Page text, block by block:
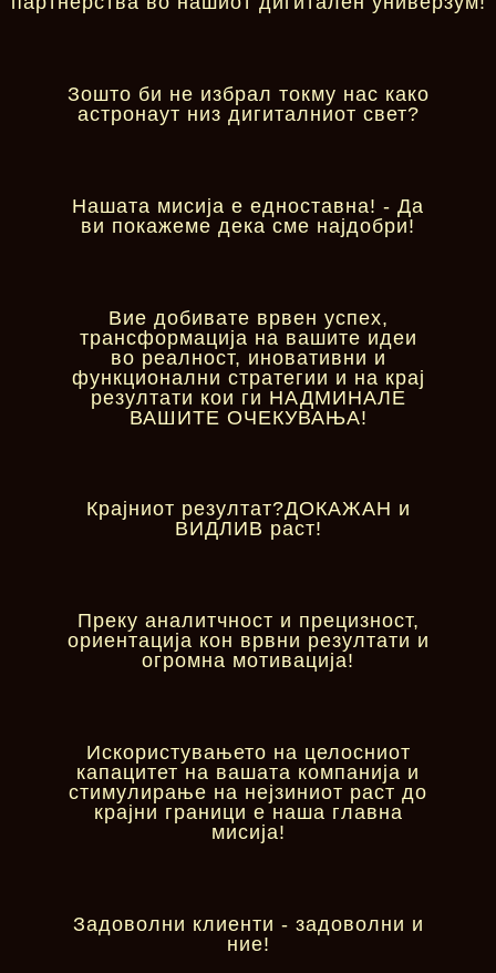
Зошто би не избрал токму нас како
астронаут низ дигиталниот свет?
Нашата мисија е едноставна! - Да
ви покажеме дека сме најдобри!
Вие добивате врвен успех,
трансформација на вашите идеи
во реалност, иновативни и
функционални стратегии и на крај
резултати кои ги НАДМИНАЛЕ
ВАШИТЕ ОЧЕКУВАЊА!
Крајниот резултат?ДОКАЖАН и
ВИДЛИВ раст!
Преку аналитчност и прецизност,
ориентација кон врвни резултати и
огромна мотивација!
Искористувањето на целосниот
капацитет на вашата компанија и
стимулирање на нејзиниот раст до
крајни граници е наша главна
мисија!
Задоволни клиенти - задоволни и
ние!